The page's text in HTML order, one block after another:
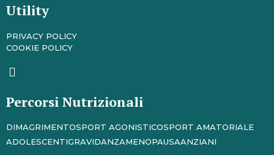
Utility
PRIVACY POLICY
COOKIE POLICY
Percorsi Nutrizionali
DIMAGRIMENTOSPORT AGONISTICOSPORT AMATORIALE
ADOLESCENTIGRAVIDANZAMENOPAUSAANZIANI